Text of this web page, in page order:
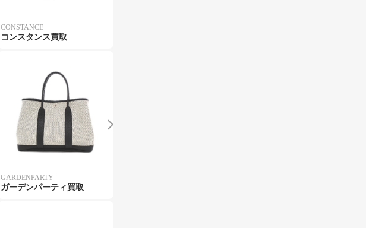
CONSTANCE
コンスタンス買取
GARDENPARTY
ガーデンパーティ買取